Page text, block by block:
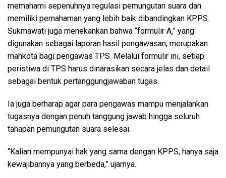
memahami sepenuhnya regulasi pemungutan suara dan
memiliki pemahaman yang lebih baik dibandingkan KPPS.
Sukmawati juga menekankan bahwa “formulir A,” yang
digunakan sebagai laporan hasil pengawasan, merupakan
mahkota bagi pengawas TPS. Melalui formulir ini, setiap
peristiwa di TPS harus dinarasikan secara jelas dan detail
sebagai bentuk pertanggungjawaban tugas.
Ia juga berharap agar para pengawas mampu menjalankan
tugasnya dengan penuh tanggung jawab hingga seluruh
tahapan pemungutan suara selesai.
“Kalian mempunyai hak yang sama dengan KPPS, hanya saja
kewajibannya yang berbeda,” ujarnya.